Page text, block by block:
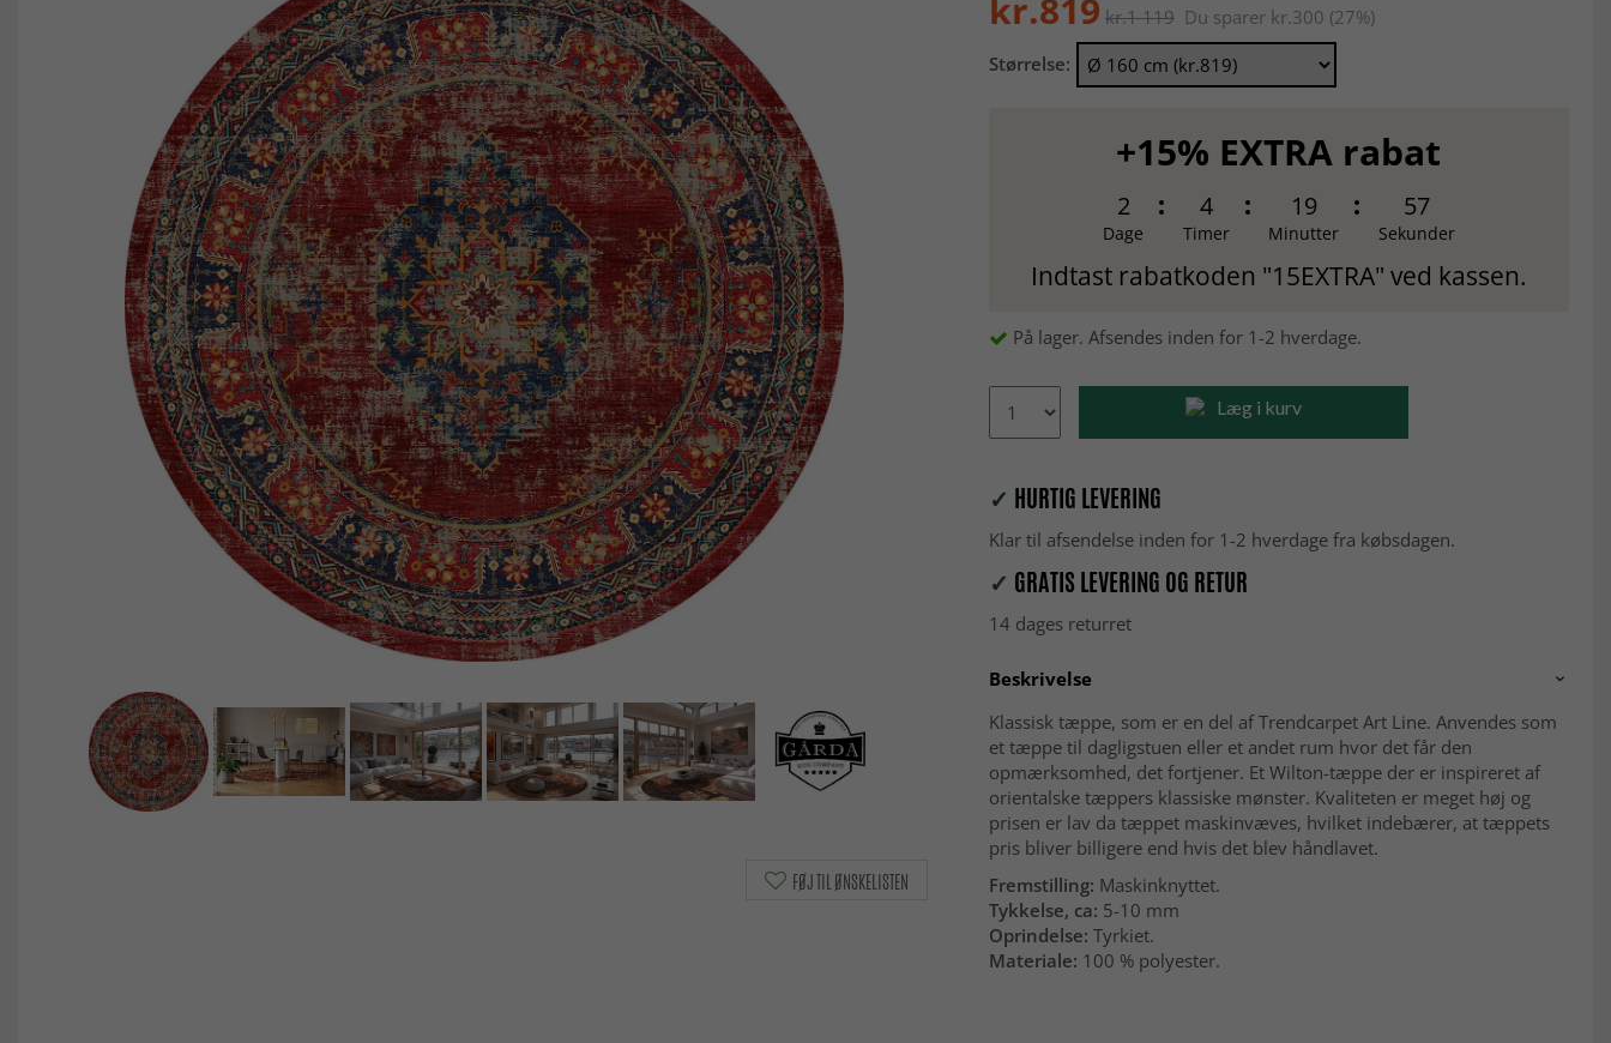
kr.819 kr.1 119Du sparer kr.300 (27%)
Størrelse:
+15% EXTRA rabat
2
Dage
4
Timer
19
Minutter
56
Sekunder
Indtast rabatkoden "15EXTRA" ved kassen.
På lager. Afsendes inden for 1-2 hverdage.
Læg i kurv
✓ HURTIG LEVERING
Klar til afsendelse inden for 1-2 hverdage fra købsdagen.
✓ GRATIS LEVERING OG RETUR
14 dages returret
Beskrivelse
Klassisk tæppe, som er en del af Trendcarpet Art Line. Anvendes som
et tæppe til dagligstuen eller et andet rum hvor det får den
opmærksomhed, det fortjener. Et Wilton-tæppe der er inspireret af
orientalske tæppers klassiske mønster. Kvaliteten er meget høj og
prisen er lav da tæppet maskinvæves, hvilket indebærer, at tæppets
pris bliver billigere end hvis det blev håndlavet.
Fremstilling: Maskinknyttet.
Tykkelse, ca: 5-10 mm
Oprindelse: Tyrkiet.
Materiale: 100 % polyester.
FØJ TIL ØNSKELISTEN